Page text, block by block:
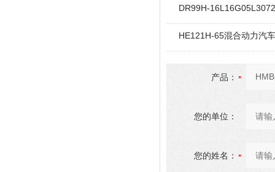
DR99H-
HE121H-65混合动力汽
产品：
您的单位：
您的姓名：